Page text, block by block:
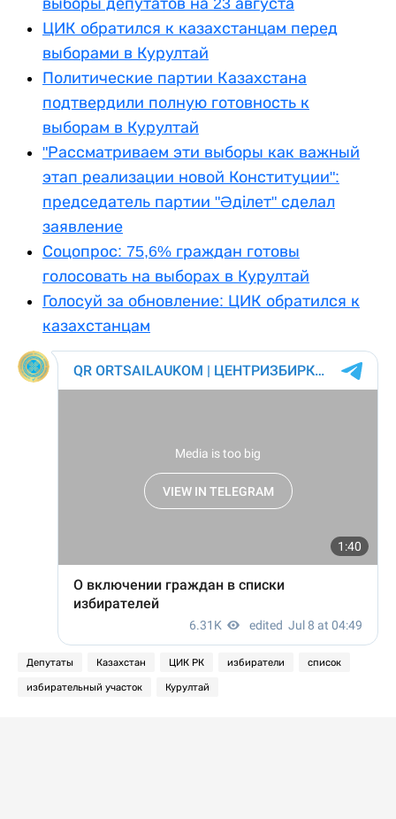
ЦИК обратился к казахстанцам перед
выборами в Курултай
Политические партии Казахстана
подтвердили полную готовность к
выборам в Курултай
"Рассматриваем эти выборы как важный
этап реализации новой Конституции":
председатель партии "Әділет" сделал
заявление
Соцопрос: 75,6% граждан готовы
голосовать на выборах в Курултай
Голосуй за обновление: ЦИК обратился к
казахстанцам
Депутаты Казахстан ЦИК РК избиратели список
избирательный участок Курултай